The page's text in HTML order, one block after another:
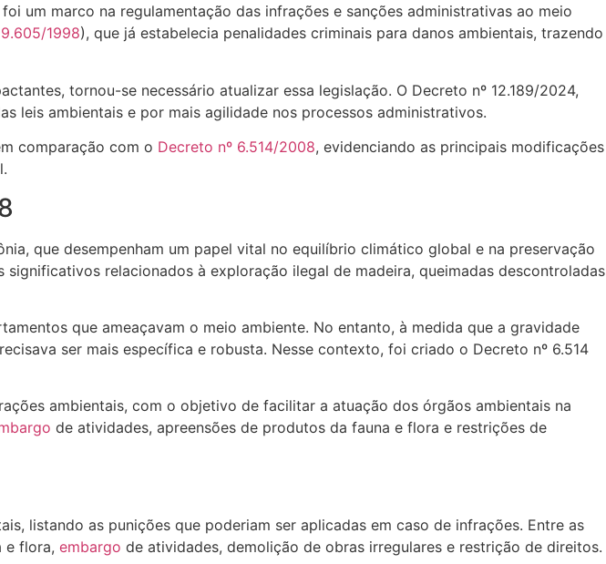
foi um marco na regulamentação das infrações e sanções administrativas ao meio
1998), que já estabelecia penalidades criminais para danos ambientais, trazendo
tornou-se necessário atualizar essa legislação. O Decreto nº 12.189/2024,
leis ambientais e por mais agilidade nos processos administrativos.
comparação com o Decreto nº 6.514/2008, evidenciando as principais modificações
que desempenham um papel vital no equilíbrio climático global e na preservação
relacionados à exploração ilegal de madeira, queimadas descontroladas
que ameaçavam o meio ambiente. No entanto, à medida que a gravidade
ser mais específica e robusta. Nesse contexto, foi criado o Decreto nº 6.514
ambientais, com o objetivo de facilitar a atuação dos órgãos ambientais na
de atividades, apreensões de produtos da fauna e flora e restrições de
listando as punições que poderiam ser aplicadas em caso de infrações. Entre as
e flora, embargo de atividades, demolição de obras irregulares e restrição de direitos.